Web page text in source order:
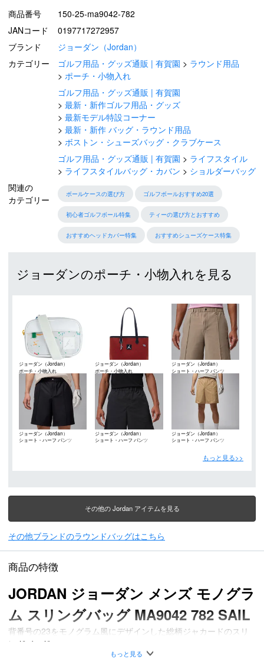
商品番号
150-25-ma9042-782
JANコード
0197717272957
ブランド
ジョーダン（Jordan）
カテゴリー
ゴルフ用品・グッズ通販 | 有賀園
ラウンド用品
ポーチ・小物入れ
ゴルフ用品・グッズ通販 | 有賀園
最新・新作ゴルフ用品・グッズ
最新モデル特設コーナー
最新・新作 バッグ・ラウンド用品
ボストン・シューズバッグ・クラブケース
ゴルフ用品・グッズ通販 | 有賀園
ライフスタイル
ライフスタイルバッグ・カバン
ショルダーバッグ
関連の
カテゴリー
ボールケースの選び方 ゴルフボールおすすめ20選
初心者ゴルフボール特集 ティーの選び方とおすすめ
おすすめヘッドカバー特集 おすすめシューズケース特集
ジョーダンのポーチ・小物入れを見る
ジョーダン（Jordan）
ポーチ・小物入れ
ジョーダン（Jordan）
ポーチ・小物入れ
ジョーダン（Jordan）
ショート・ハーフ パンツ
ジョーダン（Jordan）
ショート・ハーフ パンツ
ジョーダン（Jordan）
ショート・ハーフ パンツ
ジョーダン（Jordan）
ショート・ハーフ パンツ
もっと見る>>
その他の Jordan アイテムを見る
その他ブランドのラウンドバッグはこちら
商品の特徴
JORDAN ジョーダン メンズ モノグラ
ム スリングバッグ MA9042 782 SAIL
背番号の23をモノグラム風にデザインした総柄ジャカードのスリ
ングバッグ。
もっと見る